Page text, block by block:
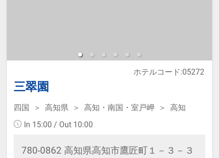
三翠園
ホテルコード:05272
四国 高知県 高知・南国・室戸岬
高知
In 15:00 / Out 10:00
780-0862 高知県高知市鷹匠町１－３－３